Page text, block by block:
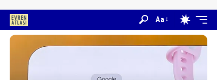
Aa